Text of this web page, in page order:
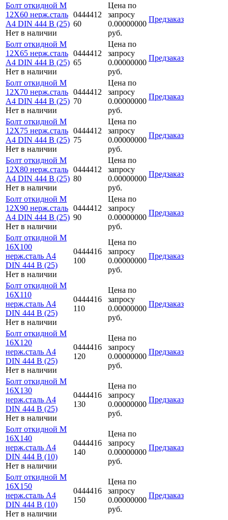
Болт откидной M
12Х60 нерж.сталь
A4 DIN 444 B (25)
Нет в наличии
0444412
60
Цена по
запросу
0.00000000
руб.
Предзаказ
Болт откидной M
12Х65 нерж.сталь
A4 DIN 444 B (25)
Нет в наличии
0444412
65
Цена по
запросу
0.00000000
руб.
Предзаказ
Болт откидной M
12Х70 нерж.сталь
A4 DIN 444 B (25)
Нет в наличии
0444412
70
Цена по
запросу
0.00000000
руб.
Предзаказ
Болт откидной M
12Х75 нерж.сталь
A4 DIN 444 B (25)
Нет в наличии
0444412
75
Цена по
запросу
0.00000000
руб.
Предзаказ
Болт откидной M
12Х80 нерж.сталь
A4 DIN 444 B (25)
Нет в наличии
0444412
80
Цена по
запросу
0.00000000
руб.
Предзаказ
Болт откидной M
12Х90 нерж.сталь
A4 DIN 444 B (25)
Нет в наличии
0444412
90
Цена по
запросу
0.00000000
руб.
Предзаказ
Болт откидной M
16Х100
нерж.сталь A4
DIN 444 B (25)
Нет в наличии
0444416
100
Цена по
запросу
0.00000000
руб.
Предзаказ
Болт откидной M
16Х110
нерж.сталь A4
DIN 444 B (25)
Нет в наличии
0444416
110
Цена по
запросу
0.00000000
руб.
Предзаказ
Болт откидной M
16Х120
нерж.сталь A4
DIN 444 B (25)
Нет в наличии
0444416
120
Цена по
запросу
0.00000000
руб.
Предзаказ
Болт откидной M
16Х130
нерж.сталь A4
DIN 444 B (25)
Нет в наличии
0444416
130
Цена по
запросу
0.00000000
руб.
Предзаказ
Болт откидной M
16Х140
нерж.сталь A4
DIN 444 B (10)
Нет в наличии
0444416
140
Цена по
запросу
0.00000000
руб.
Предзаказ
Болт откидной M
16Х150
нерж.сталь A4
DIN 444 B (10)
Нет в наличии
0444416
150
Цена по
запросу
0.00000000
руб.
Предзаказ